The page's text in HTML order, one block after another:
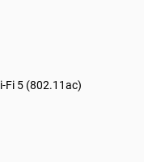
Fi 5 (802.11ac)